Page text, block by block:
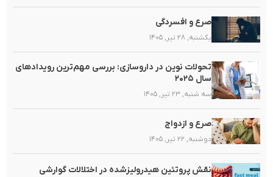
صرع و افسردگی
یکشنبه, ۲۸ تیر, ۱۴۰۵
تحولات نوین در داروسازی: بررسی مهم‌ترین رویدادهای
سال ۲۰۲۵
سه شنبه, ۲۳ تیر, ۱۴۰۵
صرع و ازدواج
دوشنبه, ۲۲ تیر, ۱۴۰۵
نقش پروتئین هیدرولیزشده در اختلالات گوارشی